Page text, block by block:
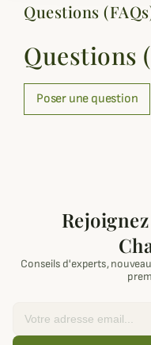
Questions
Questions
Poser une question
Conseils d'experts,